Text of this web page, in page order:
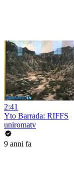
2:41
Yto Barrada: RIFFS
uniromatv
9 anni fa